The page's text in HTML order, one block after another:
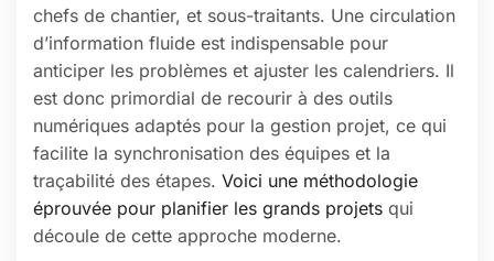
chefs de chantier, et sous-traitants. Une circulation
d’information fluide est indispensable pour
anticiper les problèmes et ajuster les calendriers. Il
est donc primordial de recourir à des outils
numériques adaptés pour la gestion projet, ce qui
facilite la synchronisation des équipes et la
traçabilité des étapes. Voici une méthodologie
éprouvée pour planifier les grands projets qui
découle de cette approche moderne.